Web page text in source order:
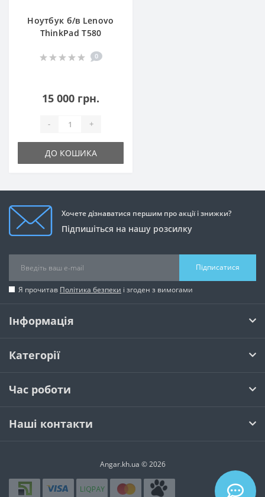
Ноутбук б/в Lenovo
ThinkPad T580
0
15 000 грн.
- +
ДО КОШИКА
Хочете дізнаватися першим про акції і знижки?
Підпишіться на нашу розсилку
Підписатися
Я прочитав Політика безпеки і згоден з вимогами
Інформація
Категорії
Час роботи
Наші контакти
Angar.kh.ua © 2026